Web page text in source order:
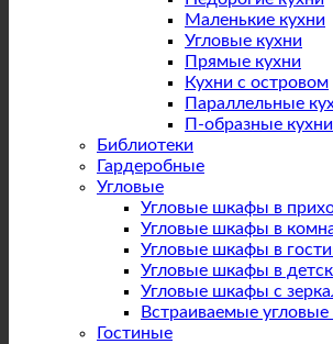
Маленькие кухни
Угловые кухни
Прямые кухни
Кухни с островом
Параллельные
П-образные кухни
Библиотеки
Гардеробные
Угловые
Угловые шкафы в
Угловые шкафы в
Угловые шкафы в
Угловые шкафы в
Угловые шкафы с
Встраиваемые
Гостиные